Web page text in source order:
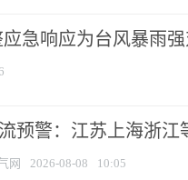
急响应为台风暴雨
预警：江苏上海浙江
网 2026-08-08 10:05